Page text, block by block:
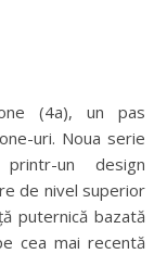
uri. Noua serie
un design
de nivel superior
puternică bazată
cea mai recentă